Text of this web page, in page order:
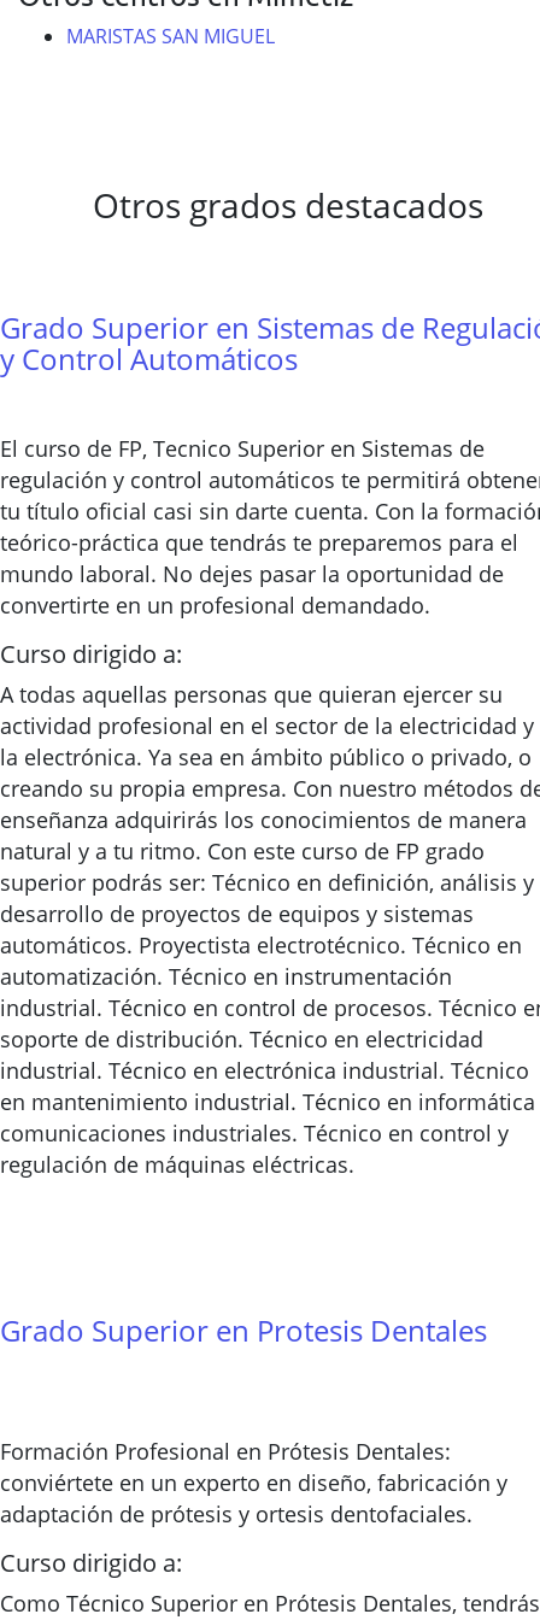
MARISTAS SAN MIGUEL
Otros grados destacados
Grado Superior en Sistemas de
y Control Automáticos
El curso de FP, Tecnico Superior en Sistemas de
regulación y control automáticos te permitirá
tu título oficial casi sin darte cuenta. Con la
teórico-práctica que tendrás te preparemos para el
mundo laboral. No dejes pasar la oportunidad de
convertirte en un profesional demandado.
Curso dirigido a:
A todas aquellas personas que quieran ejercer su
actividad profesional en el sector de la electricidad y
la electrónica. Ya sea en ámbito público o privado, o
creando su propia empresa. Con nuestro métodos
enseñanza adquirirás los conocimientos de manera
natural y a tu ritmo. Con este curso de FP grado
superior podrás ser: Técnico en definición, análisis y
desarrollo de proyectos de equipos y sistemas
automáticos. Proyectista electrotécnico. Técnico en
automatización. Técnico en instrumentación
industrial. Técnico en control de procesos. Técnico
soporte de distribución. Técnico en electricidad
industrial. Técnico en electrónica industrial. Técnico
en mantenimiento industrial. Técnico en informática
comunicaciones industriales. Técnico en control y
regulación de máquinas eléctricas.
Grado Superior en Protesis Dentales
Formación Profesional en Prótesis Dentales:
conviértete en un experto en diseño, fabricación y
adaptación de prótesis y ortesis dentofaciales.
Curso dirigido a:
Como Técnico Superior en Prótesis Dentales, tendrás